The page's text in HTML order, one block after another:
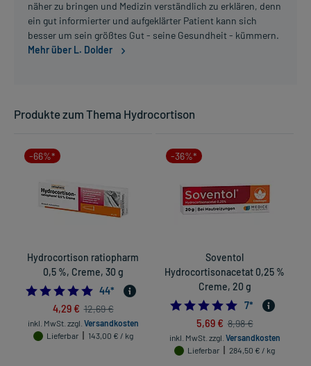
näher zu bringen und Medizin verständlich zu erklären, denn
ein gut informierter und aufgeklärter Patient kann sich
besser um sein größtes Gut - seine Gesundheit - kümmern.
Mehr über L. Dolder
Produkte zum Thema Hydrocortison
-66%*
Hydrocortison ratiopharm
0,5 %, Creme, 30 g
4.7727272727272725
44*
4,29 € 12,69 €
inkl. MwSt. zzgl. Versandkosten
Lieferbar
143,00 € / kg
-36%*
Soventol
Hydrocortisonacetat 0,25 %
Creme, 20 g
5.0
7*
5,69 € 8,98 €
inkl. MwSt. zzgl. Versandkosten
Lieferbar
284,50 € / kg